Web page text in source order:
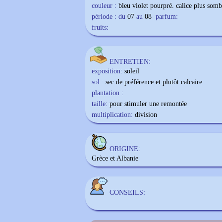
couleur : bleu violet pourpré. calice plus
période : du 07 au 08 parfum:
fruits:
ENTRETIEN:
exposition: soleil
sol : sec de préférence et plutôt calcaire
plantation :
taille: pour stimuler une remontée
multiplication: division
ORIGINE:
Grèce et Albanie
CONSEILS: